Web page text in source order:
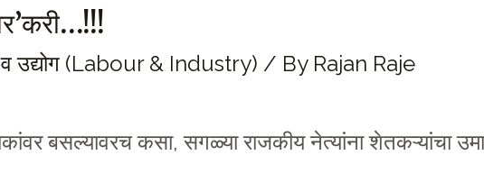
व उद्योग (Labour & Industry) / By Rajan Raje
बाकांवर बसल्यावरच कसा, सगळ्या राजकीय नेत्यांना शेतकऱ्यांचा